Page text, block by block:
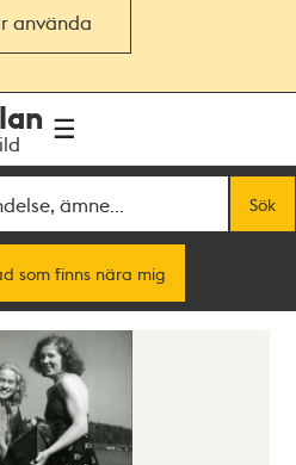
använda
Sök
som finns nära mig